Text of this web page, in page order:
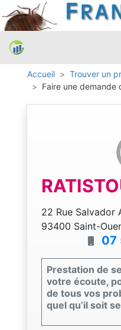
Accueil Trouver un
Faire une
22 Rue Salvador
93400 Saint-
07
Prestation de
votre écoute,
de tous vos
quel qu’il soit